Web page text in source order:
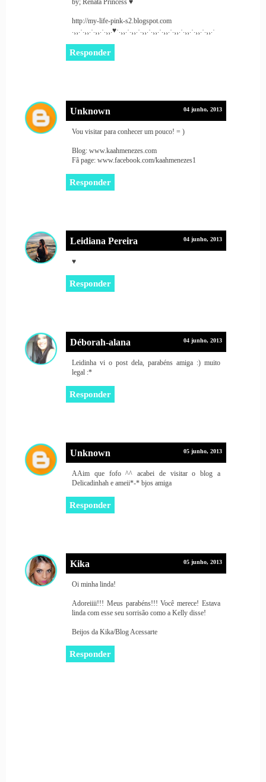
by; Renata Princess ♥
http://my-life-pink-s2.blogspot.com
.¸¸.·.¸¸.·.¸¸.·.¸¸.♥·.¸¸.·.¸¸.·.¸¸.·.¸¸.·.¸¸.·.¸¸.·.¸¸.·.¸¸.·.¸¸.·
Responder
Unknown 04 junho, 2013
Vou visitar para conhecer um pouco! = )
Blog: www.kaahmenezes.com
Fã page: www.facebook.com/kaahmenezes1
Responder
Leidiana Pereira 04 junho, 2013
♥
Responder
Déborah-alana 04 junho, 2013
Leidinha vi o post dela, parabéns amiga :) muito
legal :*
Responder
Unknown 05 junho, 2013
AAim que fofo ^^ acabei de visitar o blog a
Delicadinhah e ameii*-* bjos amiga
Responder
Kika 05 junho, 2013
Oi minha linda!
Adoreiiii!!! Meus parabéns!!! Você merece! Estava
linda com esse seu sorrisão como a Kelly disse!
Beijos da Kika/Blog Acessarte
Responder